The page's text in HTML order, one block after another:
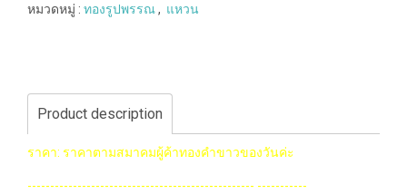
หมวดหมู่ : ทองรูปพรรณ, แหวน
Product description
ราคา: ราคาตามสมาคมผู้ค้าทองคำขาวของวันค่ะ
-------------------------------------------------- -----------